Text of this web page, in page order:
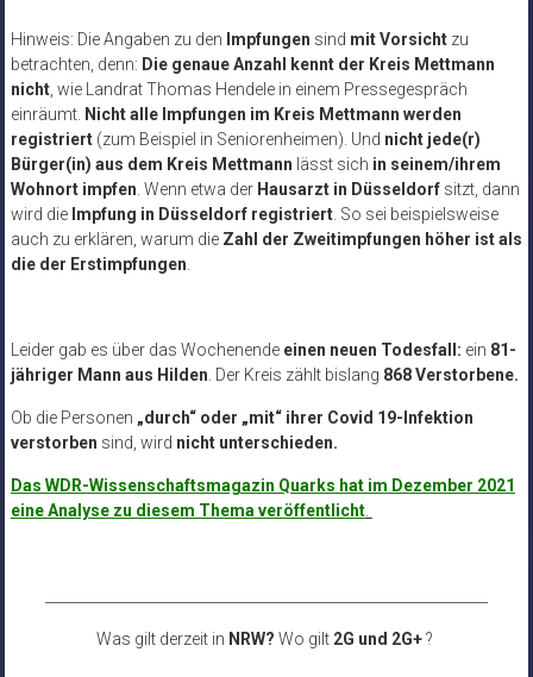
Hinweis: Die Angaben zu den Impfungen sind mit Vorsichtzu
betrachten, denn: Die genaue Anzahl kennt der Kreis Mettmann
nicht, wie Landrat Thomas Hendele in einem Pressegespräch
einräumt. Nicht alle Impfungen im Kreis Mettmann werden
registriert(zum Beispiel in Seniorenheimen). Und nicht jede(r)
Bürger(in) aus dem Kreis Mettmann lässt sich in seinem/ihrem
Wohnort impfen . Wenn etwa der Hausarzt in Düsseldorfsitzt, dann
wird die Impfung in Düsseldorf registriert. So sei beispielsweise
auch zu erklären, warum die Zahl der Zweitimpfungen höher ist als
die der Erstimpfungen
Leider gab es über das Wochenende einen neuen Todesfall: ein 81-
jähriger Mann aus Hilden Der Kreis zählt bislang 868 Verstorbene.
Ob die Personen „durch“ oder „mit“ ihrer Covid 19-Infektion
verstorben sind, wird nicht unterschieden.
Das WDR-Wissenschaftsmagazin Quarks hat im Dezember 2021
eine Analyse zu diesem Thema veröffentlicht.
Was gilt derzeit in NRW? Wo gilt 2G und 2G+?